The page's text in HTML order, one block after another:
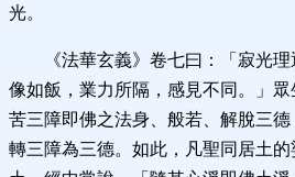
光。
《法華玄義》卷七曰：「寂光
像如飯，業力所隔，感見不同。」
苦三障即佛之法身、般若、解脫三
轉三障為三德。如此，凡聖同居土